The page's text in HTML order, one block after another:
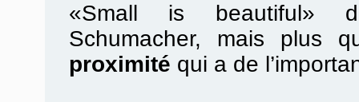
«Small is beautiful»
Schumacher, mais plus
proximité qui a de